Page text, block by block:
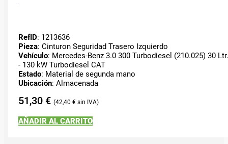
RefID: 1213636
Pieza: Cinturon Seguridad Trasero Izquierdo
Vehículo: Mercedes-Benz 3.0 300 Turbodiesel (210.025) 30 Ltr.
- 130 kW Turbodiesel CAT
Estado: Material de segunda mano
Ubicación: Almacenada
51,30 € 42,40 €
AÑADIR AL CARRITO